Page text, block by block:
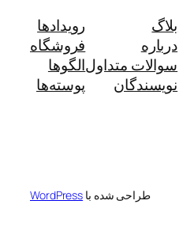
بلاگ
درباره
سوالات متداول
نویسندگان
رویدادها
فروشگاه
الگوها
پوسته‌ها
طراحی شده با WordPress